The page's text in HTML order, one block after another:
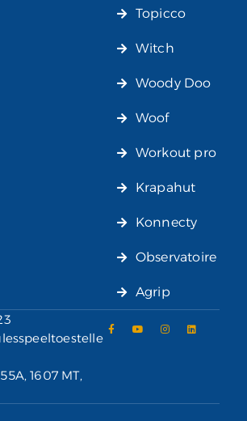
Topicco
Witch
Woody Doo
Woof
Workout pro
Krapahut
Konnecty
Observatoire
Agrip
1607 MT,